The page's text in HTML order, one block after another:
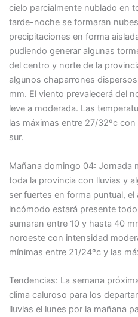
cielo parcialmente nublado en
tarde-noche se formaran
precipitaciones en forma
pudiendo generar algunas
del centro y norte de la
algunos chaparrones
mm. El viento prevalecerá del
leve a moderada. Las
las máximas entre 27/32ºc
sur.
Mañana domingo 04: Jornada
toda la provincia con lluvias y
ser fuertes en forma puntual,
incómodo estará presente
sumaran entre 10 y hasta 40
noroeste con intensidad
mínimas entre 21/24ºc y las
Tendencias: La semana
clima caluroso para los
lluvias el lunes por la mañana